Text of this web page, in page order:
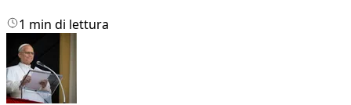
1 min di lettura